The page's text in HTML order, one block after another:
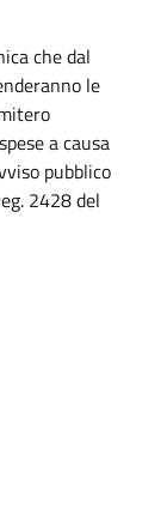
che dal
le
a causa
pubblico
2428 del